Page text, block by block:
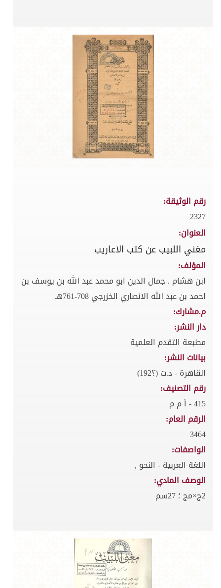
رقم الوثيقة:
2327
العنوان:
مغني اللبيب عن كتب الاعاريب
المؤلف:
ابن هشام . جمال الدين ابو محمد عبد الله بن يوسف بن
احمد بن عبد الله الانصاري الخزرجي 708-761هـ
م.مشارك:
دار النشر:
مطبعة التقدم العلمية
بيانات النشر:
القاهرة - د.ت (؟192)
رقم التصنيف:
415 - أ م م
الرقم العام:
3464
الواصفات:
اللغة العربية - النحو ,
الوصف المادي:
2ج×مج ؛ 27سم